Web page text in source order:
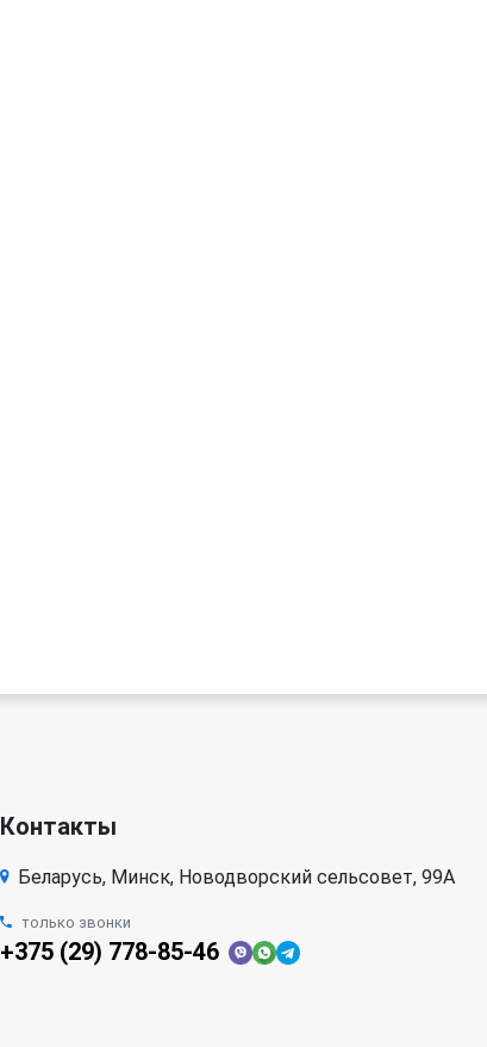
Контакты
Беларусь, Минск, Новодворский сельсовет, 99А
только звонки
+375 (29) 778-85-46